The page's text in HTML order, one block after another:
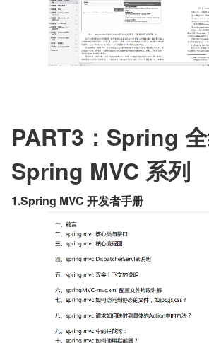
PART3：Spring
Spring MVC 系列
1.Spring MVC 开发者手册